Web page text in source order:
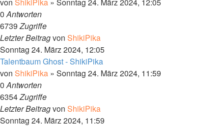
0Antworten
6739Zugriffe
Letzter Beitragvon ShikiPika
Sonntag 24. März 2024, 12:05
Talentbaum Ghost - ShikiPika
von ShikiPika » Sonntag 24. März 2024, 11:59
0Antworten
6354Zugriffe
Letzter Beitragvon ShikiPika
Sonntag 24. März 2024, 11:59